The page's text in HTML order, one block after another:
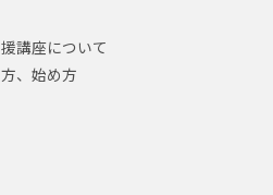
講座について
、始め方